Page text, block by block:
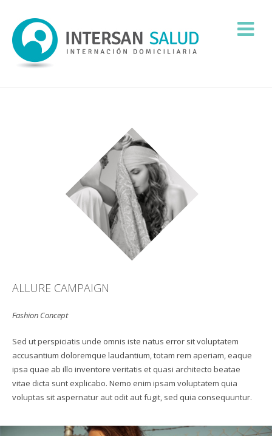
ALLURE CAMPAIGN
Fashion Concept
Sed ut perspiciatis unde omnis iste natus error sit voluptatem
accusantium doloremque laudantium, totam rem aperiam, eaque
ipsa quae ab illo inventore veritatis et quasi architecto beatae
vitae dicta sunt explicabo. Nemo enim ipsam voluptatem quia
voluptas sit aspernatur aut odit aut fugit, sed quia consequuntur.